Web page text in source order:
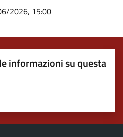
2026, 15:00
informazioni su questa
su 5
su 5